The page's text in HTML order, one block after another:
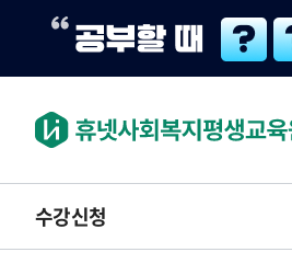
수강신청